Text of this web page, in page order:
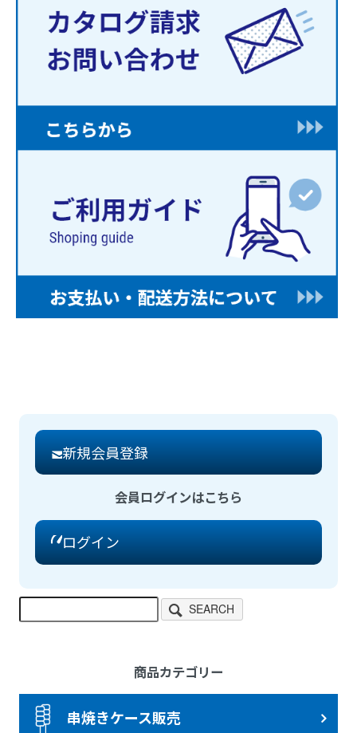
新規会員登録
会員ログインはこちら
ログイン
SEARCH
商品カテゴリー
串焼きケース販売